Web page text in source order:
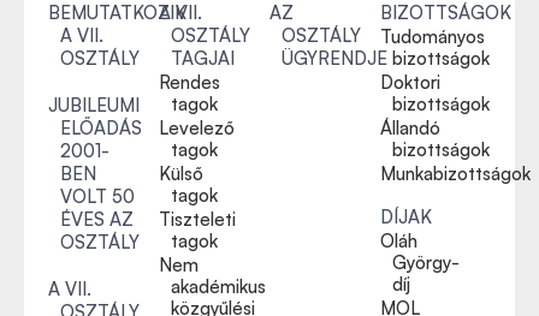
BEMUTATKOZIK
A VII.
OSZTÁLY
JUBILEUMI
ELŐADÁS
2001-
BEN
VOLT 50
ÉVES AZ
OSZTÁLY
A VII.
A VII.
OSZTÁLY
TAGJAI
Rendes
tagok
Levelező
tagok
Külső
tagok
Tiszteleti
tagok
Nem
akadémikus
közgyűlési
AZ
OSZTÁLY
ÜGYRENDJE
BIZOTTSÁGOK
Tudományos
bizottságok
Doktori
bizottságok
Állandó
bizottságok
Munkabizottságok
DÍJAK
Oláh
György-
díj
MOL